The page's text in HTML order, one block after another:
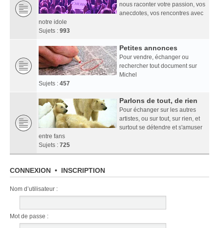
nous raconter votre passion, vos
anecdotes, vos rencontres avec
notre idole
Sujets : 993
Petites annonces
Pour vendre, échanger ou
rechercher tout document sur
Michel
Sujets : 457
Parlons de tout, de rien
Pour échanger sur les autres
artistes, ou sur tout, sur rien, et
surtout se détendre et s'amuser
entre fans
Sujets : 725
CONNEXION • INSCRIPTION
Nom d’utilisateur :
Mot de passe :